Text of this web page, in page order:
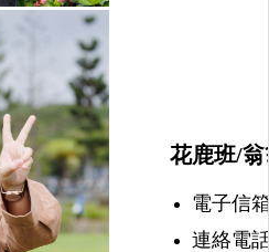
花鹿班/翁
電子信
連絡電